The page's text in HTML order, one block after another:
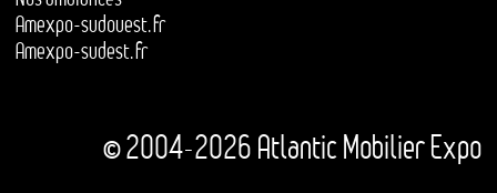
Amexpo-sudouest.fr
Amexpo-sudest.fr
© 2004-2026 Atlantic Mobilier Expo